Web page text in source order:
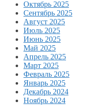
Октябрь 2025
Сентябрь 2025
Август 2025
Июль 2025
Июнь 2025
Май 2025
Апрель 2025
Март 2025
Февраль 2025
Январь 2025
Декабрь 2024
Ноябрь 2024